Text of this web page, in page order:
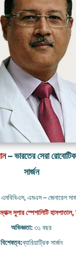
– ভারতের সেরা
সার্জন
এমবিবিএস, এমএস – জেনারেল
ম্যাক্স সুপার স্পেশালিটি হাসপাতাল,
অভিজ্ঞতা: ৩১ বছর
বিশেষত্ব:ব্যারিয়াট্রিক সার্জন